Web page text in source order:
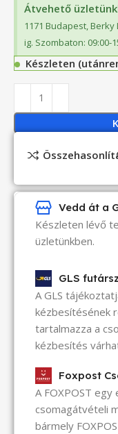
Átvehető
1171 Budapest, Berky
ig. Szombaton: 09:00-
Készleten
Vedd át a
Készleten lévő
üzletünkben.
GLS
A GLS
kézbesítésének
tartalmazza a
kézbesítés
Foxpost
A FOXPOST
csomagátvételi
bármely